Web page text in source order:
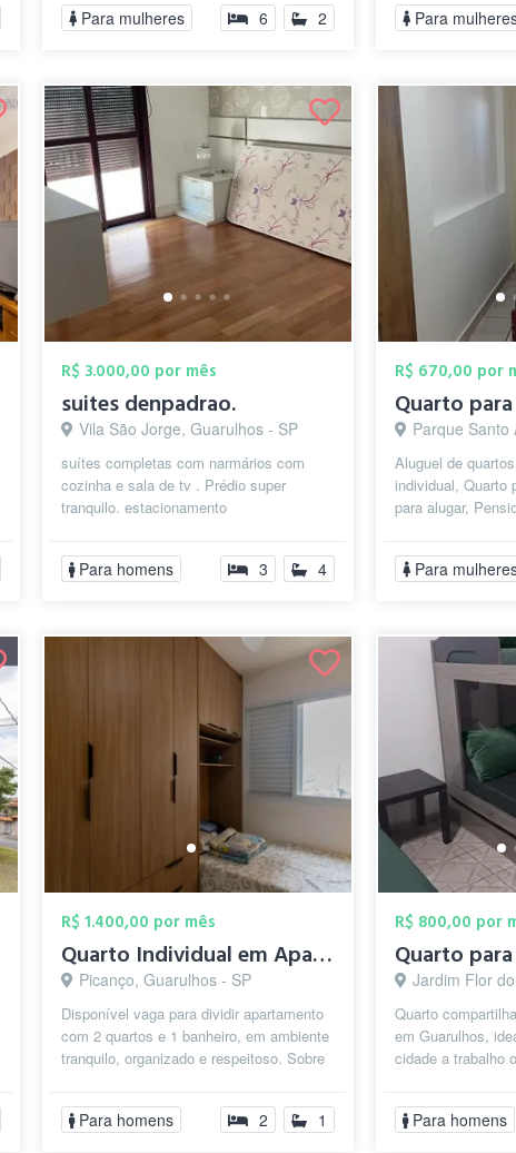
Para mulheres 6 2 Para
R$ 3.000,00 por mês
suites denpadrao.
Vila São Jorge, Guarulhos - SP
suítes completas com narmários com
cozinha e sala de tv . Prédio super
tranquilo. estacionamento
Para homens 3 4
R$ 670,00 por
Parque Santo
Aluguel de
individual, Quarto
para alugar,
Para
R$ 1.400,00 por mês
Quarto Individual em Apartamento Compart...
Picanço, Guarulhos - SP
Disponível vaga para dividir apartamento
com 2 quartos e 1 banheiro, em ambiente
tranquilo, organizado e respeitoso. Sobre
Para homens 2 1
R$ 800,00 por
Jardim Flor do
Quarto
em Guarulhos,
cidade a trabalho
Para homens